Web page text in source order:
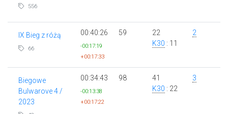
556
IX Bieg z różą
66
00:40:26
-00:17:19
+00:17:33
59
22
K30 : 11
2
Biegowe
Bulwarove 4 /
2023
00:34:43
-00:13:38
+00:17:22
98
41
K30 : 22
3